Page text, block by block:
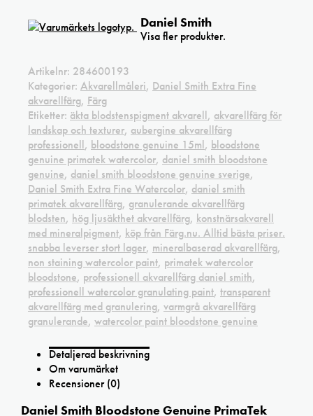
Daniel Smith
Visa fler produkter.
Artikelnr: 284600193
Kategorier: Akvarellmåleri, Daniel Smith Extra Fine
akvarellfärg, Färg
Etiketter: äkta blodstenspigment akvarell, akvarellfärg för
landskap och texturer, aubergine akvarellfärg
professionell, bloodstone genuine 15ml, bloodstone
genuine primatek watercolor, daniel smith bloodstone
genuine, daniel smith bloodstone genuine sverige,
Daniel Smith Extra Fine Watercolor, daniel smith
primatek akvarellfärg, granulerande akvarellfärg
blodsten, hög ljusäkthet akvarellfärg, konstnärsakvarell
med mineralpigment, köp från Färg.nu. Alltid bästa priser.
snabba leverser stort lager, mineralbaserad akvarellfärg,
non staining watercolor paint, primatek watercolor
bloodstone, professionell akvarellfärg daniel smith,
professionell watercolor granulating paint, transparent
akvarellfärg med granulering, varmgrå akvarellfärg
granulerande, watercolor paint bloodstone genuine
Detaljerad beskrivning
Om varumärket
Recensioner (0)
Daniel Smith Bloodstone Genuine PrimaTek